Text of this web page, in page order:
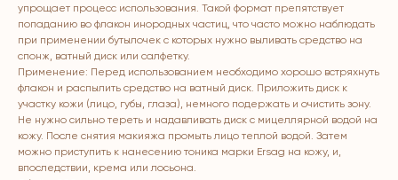
упрощает процесс использования. Такой формат препятствует
попаданию во флакон инородных частиц, что часто можно наблюдать
при применении бутылочек с которых нужно выливать средство на
спонж, ватный диск или салфетку.
Применение: Перед использованием необходимо хорошо встряхнуть
флакон и распылить средство на ватный диск. Приложить диск к
участку кожи (лицо, губы, глаза), немного подержать и очистить зону.
Не нужно сильно тереть и надавливать диск с мицеллярной водой на
кожу. После снятия макияжа промыть лицо теплой водой. Затем
можно приступить к нанесению тоника марки Ersag на кожу, и,
впоследствии, крема или лосьона.
Bosh sahifa
Kompaniya haqida
Marketing
Katalog
Badlar va vitaminlar
Yuz va tana uchun
Sochlar uchun
Shaxsiy gigiyena
Ro'yxatdan o'tish
To‘lov va yetkazib berish